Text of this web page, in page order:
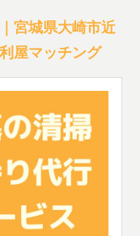
宮城県大崎市近
屋マッチング